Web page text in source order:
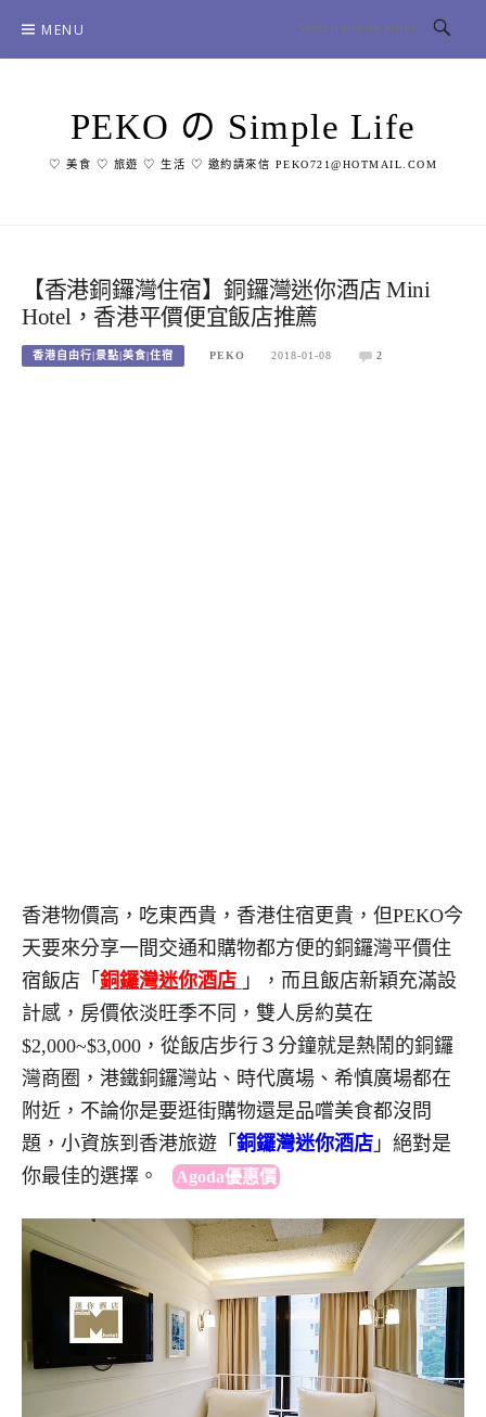
content
MENU
PEKO の Simple Life
♡ 美食 ♡ 旅遊 ♡ 生活 ♡ 邀約請來信 PEKO721@HOTMAIL.COM
【香港銅鑼灣住宿】銅鑼灣迷你酒店 Mini
Hotel，香港平價便宜飯店推薦
香港自由行|景點|美食|住宿 PEKO 2018-01-08 2
香港物價高，吃東西貴，香港住宿更貴，但PEKO今
天要來分享一間交通和購物都方便的銅鑼灣平價住
宿飯店「 銅鑼灣迷你酒店 」，而且飯店新穎充滿設
計感，房價依淡旺季不同，雙人房約莫在
$2,000~$3,000，從飯店步行３分鐘就是熱鬧的銅鑼
灣商圈，港鐵銅鑼灣站、時代廣場、希慎廣場都在
附近，不論你是要逛街購物還是品嚐美食都沒問
題，小資族到香港旅遊「 銅鑼灣迷你酒店 」絕對是
你最佳的選擇。
Agoda優惠價